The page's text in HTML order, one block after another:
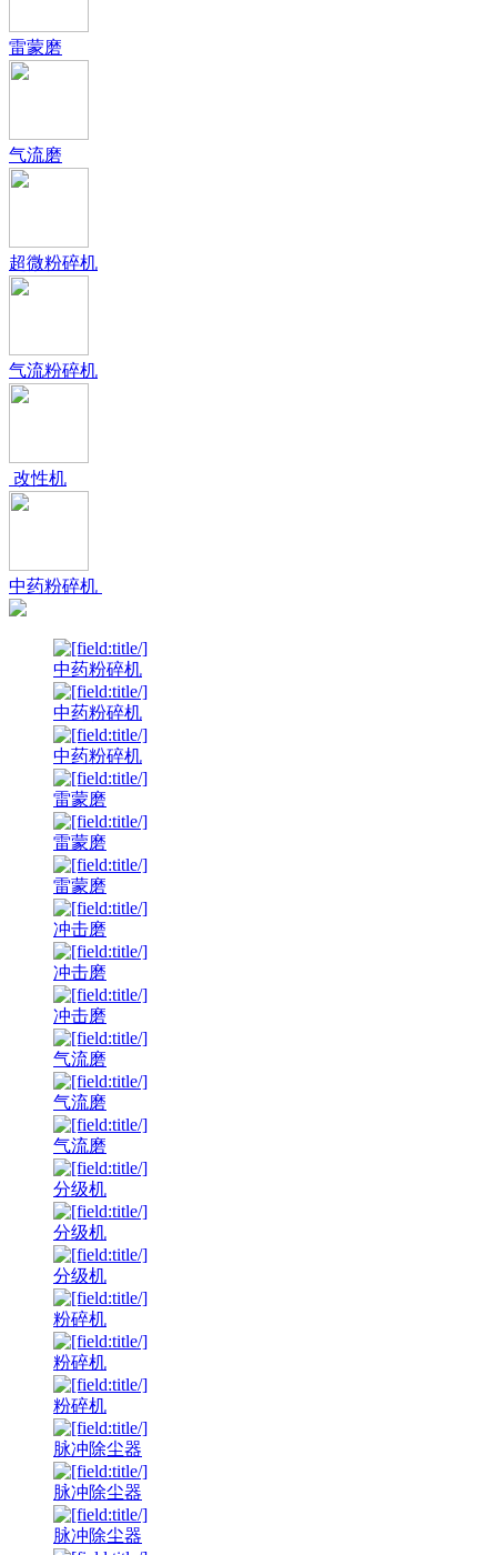
雷蒙磨
气流磨
超微粉碎机
气流粉碎机
改性机
中药粉碎机
中药粉碎机
中药粉碎机
中药粉碎机
雷蒙磨
雷蒙磨
雷蒙磨
冲击磨
冲击磨
冲击磨
气流磨
气流磨
气流磨
分级机
分级机
分级机
粉碎机
粉碎机
粉碎机
脉冲除尘器
脉冲除尘器
脉冲除尘器